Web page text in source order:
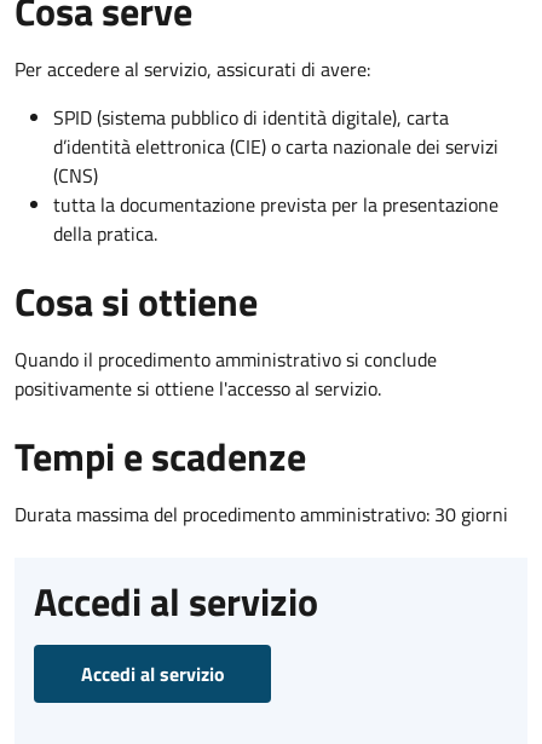
Per accedere al servizio, assicurati di avere:
SPID (sistema pubblico di identità digitale), carta
d’identità elettronica (CIE) o carta nazionale dei servizi
(CNS)
tutta la documentazione prevista per la presentazione
della pratica.
Cosa si ottiene
Quando il procedimento amministrativo si conclude
positivamente si ottiene l'accesso al servizio.
Tempi e scadenze
Durata massima del procedimento amministrativo: 30 giorni
Accedi al servizio
Accedi al servizio